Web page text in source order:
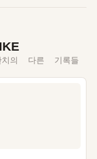
의 다른 기록들